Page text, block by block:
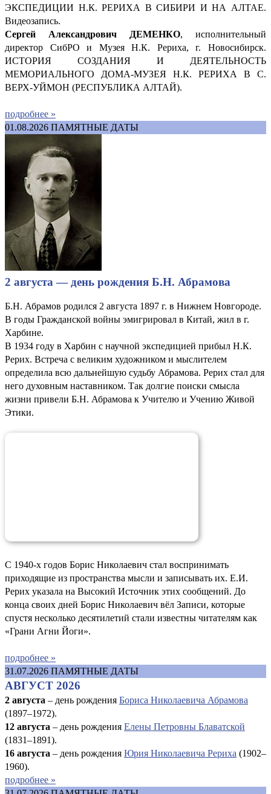
ЭКСПЕДИЦИИ Н.К. РЕРИХА В СИБИРИ И НА АЛТАЕ.
Видеозапись.
Сергей Александрович ДЕМЕНКО, исполнительный
директор СибРО и Музея Н.К. Рериха, г. Новосибирск.
ИСТОРИЯ СОЗДАНИЯ И ДЕЯТЕЛЬНОСТЬ
МЕМОРИАЛЬНОГО ДОМА-МУЗЕЯ Н.К. РЕРИХА В С.
ВЕРХ-УЙМОН (РЕСПУБЛИКА АЛТАЙ).
подробнее »
01.08.2026 ПАМЯТНЫЕ ДАТЫ
2 августа — день рождения Б.Н. Абрамова
Б.Н. Абрамов родился 2 августа 1897 г. в Нижнем Новгороде.
В годы Гражданской войны эмигрировал в Китай, жил в г.
Харбине.
В 1934 году в Харбин с научной экспедицией прибыл Н.К.
Рерих. Встреча с великим художником и мыслителем
определила всю дальнейшую судьбу Абрамова. Рерих стал для
него духовным наставником. Так долгие поиски смысла
жизни привели Б.Н. Абрамова к Учителю и Учению Живой
Этики.
С 1940-х годов Борис Николаевич стал воспринимать
приходящие из пространства мысли и записывать их. Е.И.
Рерих указала на Высокий Источник этих сообщений. До
конца своих дней Борис Николаевич вёл Записи, которые
спустя несколько десятилетий стали известны читателям как
«Грани Агни Йоги».
подробнее »
31.07.2026 ПАМЯТНЫЕ ДАТЫ
АВГУСТ 2026
2 августа – день рождения Бориса Николаевича Абрамова
(1897–1972).
12 августа – день рождения Елены Петровны Блаватской
(1831–1891).
16 августа – день рождения Юрия Николаевича Рериха (1902–
1960).
подробнее »